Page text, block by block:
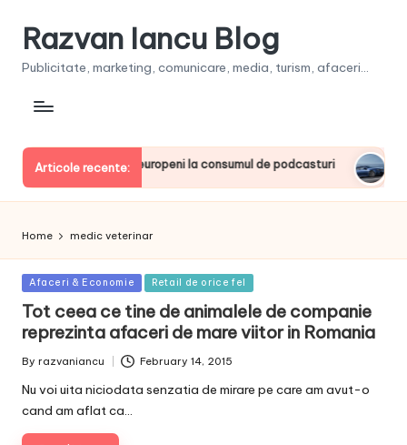
Razvan Iancu Blog
Publicitate, marketing, comunicare, media, turism, afaceri...
Articole recente:
printre liderii europeni la consumul de podcasturi
June
Home medic veterinar
Posted
Afaceri & Economie Retail de orice fel
Tot ceea ce tine de animalele de companie
reprezinta afaceri de mare viitor in Romania
Posted
By razvaniancu February 14, 2015
Nu voi uita niciodata senzatia de mirare pe care am avut-o
cand am aflat ca…